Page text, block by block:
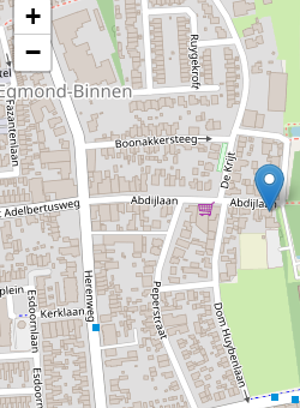
+
−